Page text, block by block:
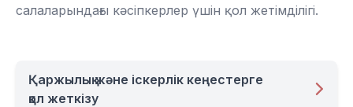
салаларындағы кәсіпкерлер үшін қол жетімділігі.
Қаржылық және іскерлік кеңестерге
қол жеткізу